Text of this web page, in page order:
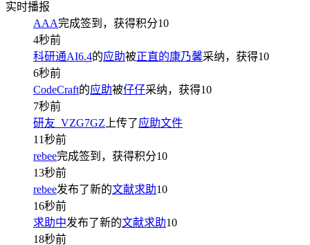
实时播报
AAA完成签到，获得积分10
4秒前
科研通AI6.4的应助被正直的康乃馨采纳，获得10
6秒前
CodeCraft的应助被仔仔采纳，获得10
7秒前
研友_VZG7GZ 上传了应助文件
11秒前
rebee完成签到，获得积分10
13秒前
rebee发布了新的文献求助10
16秒前
求助中发布了新的文献求助10
18秒前